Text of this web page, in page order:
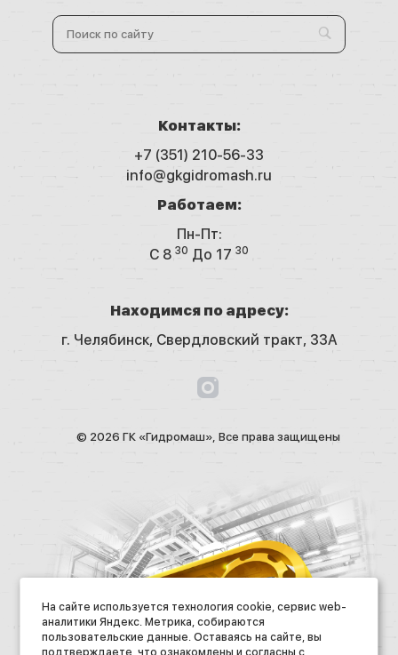
Контакты:
+7 (351) 210-56-33
info@gkgidromash.ru
Работаем:
Пн-Пт:
C 8 30 До 17 30
Находимся по адресу:
г. Челябинск, Свердловский тракт, 33А
© 2026 ГК «Гидромаш», Все права защищены
На сайте используется технология cookie, сервис web-
аналитики Яндекс. Метрика, собираются
пользовательские данные. Оставаясь на сайте, вы
подтверждаете, что ознакомлены и согласны с